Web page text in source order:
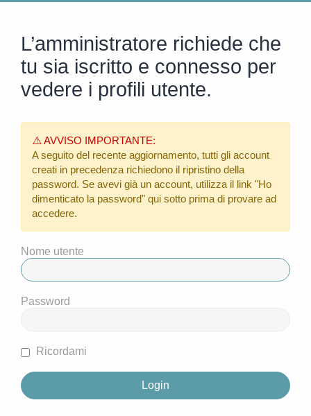
L’amministratore richiede che
tu sia iscritto e connesso per
vedere i profili utente.
⚠️ AVVISO IMPORTANTE:
A seguito del recente aggiornamento, tutti gli account
creati in precedenza richiedono il ripristino della
password. Se avevi già un account, utilizza il link "Ho
dimenticato la password" qui sotto prima di provare ad
accedere.
Nome utente
Password
Ricordami